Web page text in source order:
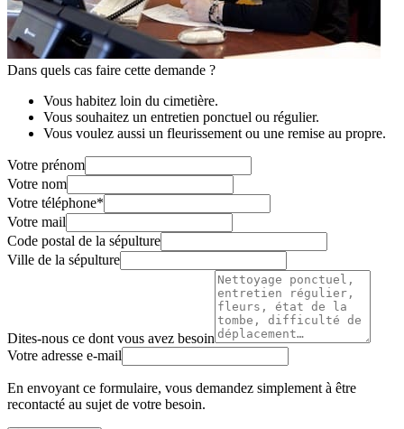
Dans quels cas faire cette demande ?
Vous habitez loin du cimetière.
Vous souhaitez un entretien ponctuel ou régulier.
Vous voulez aussi un fleurissement ou une remise au propre.
Votre prénom
Votre nom
Votre téléphone*
Votre mail
Code postal de la sépulture
Ville de la sépulture
Dites-nous ce dont vous avez besoin
Votre adresse e-mail
En envoyant ce formulaire, vous demandez simplement à être
recontacté au sujet de votre besoin.